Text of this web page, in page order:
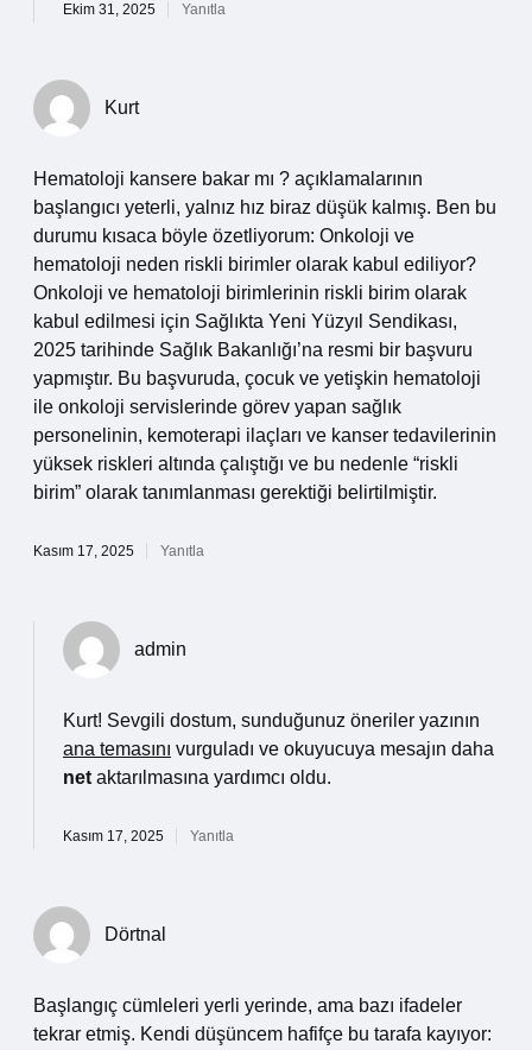
Ekim 31, 2025 Yanıtla
Kurt
Hematoloji kansere bakar mı ? açıklamalarının
başlangıcı yeterli, yalnız hız biraz düşük kalmış. Ben bu
durumu kısaca böyle özetliyorum: Onkoloji ve
hematoloji neden riskli birimler olarak kabul ediliyor?
Onkoloji ve hematoloji birimlerinin riskli birim olarak
kabul edilmesi için Sağlıkta Yeni Yüzyıl Sendikası,
2025 tarihinde Sağlık Bakanlığı’na resmi bir başvuru
yapmıştır. Bu başvuruda, çocuk ve yetişkin hematoloji
ile onkoloji servislerinde görev yapan sağlık
personelinin, kemoterapi ilaçları ve kanser tedavilerinin
yüksek riskleri altında çalıştığı ve bu nedenle “riskli
birim” olarak tanımlanması gerektiği belirtilmiştir.
Kasım 17, 2025 Yanıtla
admin
Kurt! Sevgili dostum, sunduğunuz öneriler yazının
ana temasını vurguladı ve okuyucuya mesajın daha
net aktarılmasına yardımcı oldu.
Kasım 17, 2025 Yanıtla
Dörtnal
Başlangıç cümleleri yerli yerinde, ama bazı ifadeler
tekrar etmiş. Kendi düşüncem hafifçe bu tarafa kayıyor: